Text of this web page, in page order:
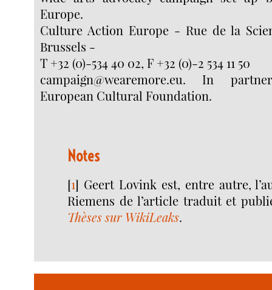
Europe.
Culture Action Europe - Rue de la
Brussels -
T +32 (0)-534 40 02, F +32 (0)-2 534 11 50
campaign@wearemore.eu. In
European Cultural Foundation.
Notes
[1] Geert Lovink est, entre autre,
Riemens de l’article traduit et
Thèses sur WikiLeaks.